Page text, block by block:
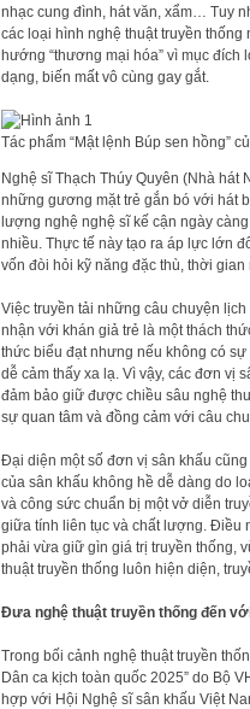
nhạc cung đình, hát văn, xẩm… Tuy
các loại hình nghệ thuật truyền
hướng “thương mại hóa” vì mục đích
dạng, biến mất vô cùng gay gắt.
Tác phẩm “Mật lệnh Búp sen hồng”
Nghệ sĩ Thạch Thúy Quyên (Nhà hát
những gương mặt trẻ gắn bó với hát
lượng nghệ nghệ sĩ kế cận ngày
nhiều. Thực tế này tạo ra áp lực lớn
vốn đòi hỏi kỹ năng đặc thù, thời
Việc truyền tải những câu chuyện
nhận với khán giả trẻ là một thách
thức biểu đạt nhưng nếu không có
dễ cảm thấy xa lạ. Vì vậy, các đơn vị
đảm bảo giữ được chiều sâu nghệ
sự quan tâm và đồng cảm với câu
Đại diện một số đơn vị sân khấu
của sân khấu không hề dễ dàng do
và công sức chuẩn bị một vở diễn
giữa tính liên tục và chất lượng. Điều
phải vừa giữ gìn giá trị truyền thống,
thuật truyền thống luôn hiện diện,
Đưa nghệ thuật truyền thống đến
Trong bối cảnh nghệ thuật truyền
Dân ca kịch toàn quốc 2025” do Bộ
hợp với Hội Nghệ sĩ sân khấu Việt